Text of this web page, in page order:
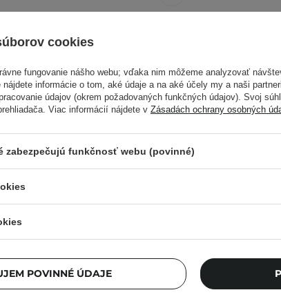
kozmetickej
Naneste niekoľko
informácie nájdete v
Bakuchiol
Serum -
Spevňujúce
30ml
cookies
fungovanie nášho webu; vďaka nim môžeme analyzovať
informácie o tom, aké údaje a na aké účely my a naši
údajov (okrem požadovaných funkčných údajov). Svoj
Viac informácií nájdete v Zásadách ochrany osobných
zabezpečujú funkčnosť webu (povinné)
POVINNÉ ÚDAJE